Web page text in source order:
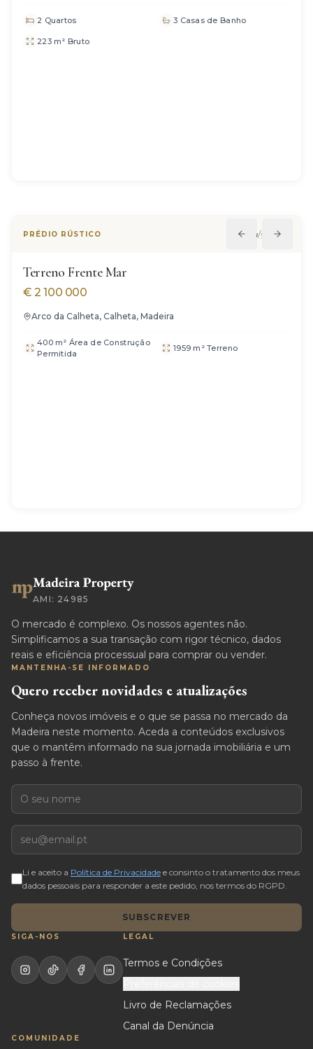
2 Quartos 3 Casas de Banho
223 m² Bruto
PRÉDIO RÚSTICO 1/5
Terreno Frente Mar
€2 100 000
Arco da Calheta, Calheta, Madeira
400 m² Área de Construção
Permitida
1959 m² Terreno
AMI: 24985
O mercado é complexo. Os nossos agentes não.
Simplificamos a sua transação com rigor técnico, dados
reais e eficiência processual para comprar ou vender.
MANTENHA-SE INFORMADO
Quero receber novidades e atualizações
Conheça novos imóveis e o que se passa no mercado da
Madeira neste momento. Aceda a conteúdos exclusivos
que o mantêm informado na sua jornada imobiliária e um
passo à frente.
Nome
E-mail
Li e aceito a Política de Privacidade e consinto o tratamento dos meus
dados pessoais para responder a este pedido, nos termos do RGPD.
SUBSCREVER
SIGA-NOS LEGAL
Termos e Condições
Livro de Reclamações
Canal da Denúncia
COMUNIDADE